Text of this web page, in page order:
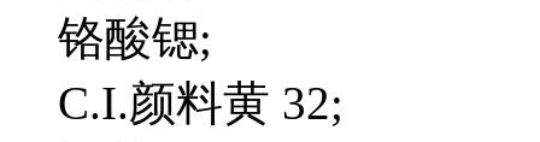
铬酸锶;
C.I.颜料黄 32;